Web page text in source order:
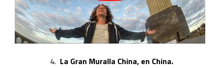
La Gran Muralla China, en China.